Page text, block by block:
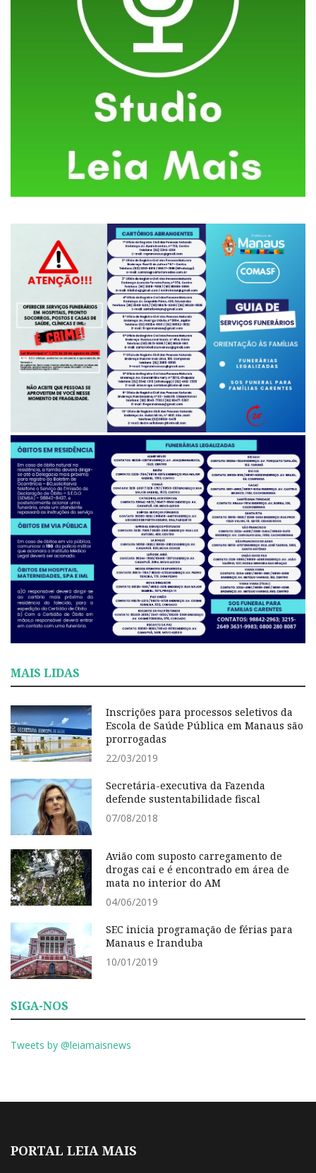
MAIS LIDAS
Inscrições para processos seletivos da
Escola de Saúde Pública em Manaus são
prorrogadas
22/03/2019
Secretária-executiva da Fazenda
defende sustentabilidade fiscal
07/08/2018
Avião com suposto carregamento de
drogas cai e é encontrado em área de
mata no interior do AM
04/06/2019
SEC inicia programação de férias para
Manaus e Iranduba
10/01/2019
SIGA-NOS
Tweets by @leiamaisnews
PORTAL LEIA MAIS